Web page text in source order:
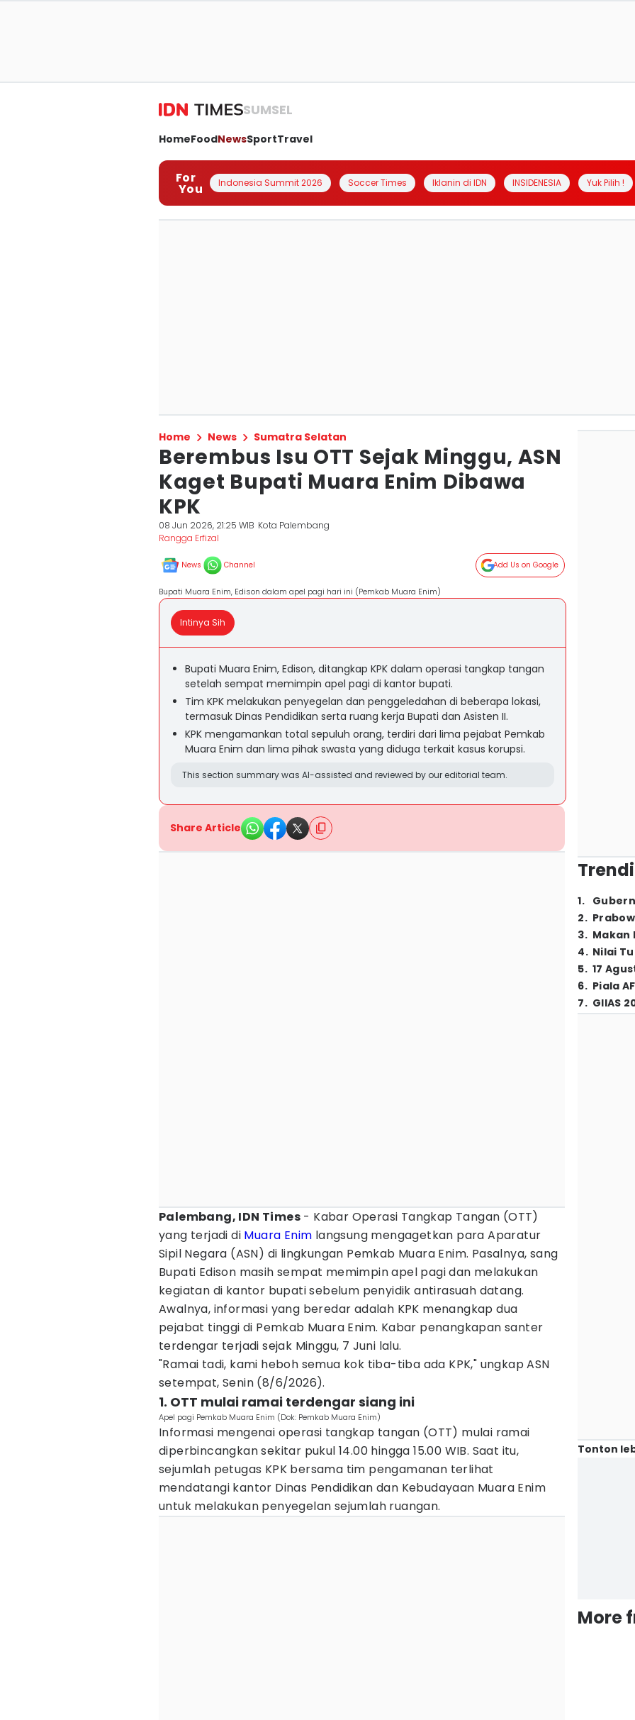
SUMSEL
HomeFoodNewsSportTravel
For
You Indonesia Summit 2026 Soccer Times Iklanin di IDN INSIDENESIA Yuk Pilih !
Home News Sumatra Selatan
Berembus Isu OTT Sejak Minggu, ASN
Kaget Bupati Muara Enim Dibawa
KPK
08 Jun 2026, 21:25 WIB Kota Palembang
Rangga Erfizal
News Channel Add Us on Google
Bupati Muara Enim, Edison dalam apel pagi hari ini (Pemkab Muara Enim)
Intinya Sih
Bupati Muara Enim, Edison, ditangkap KPK dalam operasi tangkap tangan
setelah sempat memimpin apel pagi di kantor bupati.
Tim KPK melakukan penyegelan dan penggeledahan di beberapa lokasi,
termasuk Dinas Pendidikan serta ruang kerja Bupati dan Asisten II.
KPK mengamankan total sepuluh orang, terdiri dari lima pejabat Pemkab
Muara Enim dan lima pihak swasta yang diduga terkait kasus korupsi.
This section summary was AI-assisted and reviewed by our editorial team.
Share Article
Palembang, IDN Times - Kabar Operasi Tangkap Tangan (OTT)
yang terjadi di Muara Enim langsung mengagetkan para Aparatur
Sipil Negara (ASN) di lingkungan Pemkab Muara Enim. Pasalnya, sang
Bupati Edison masih sempat memimpin apel pagi dan melakukan
kegiatan di kantor bupati sebelum penyidik antirasuah datang.
Awalnya, informasi yang beredar adalah KPK menangkap dua
pejabat tinggi di Pemkab Muara Enim. Kabar penangkapan santer
terdengar terjadi sejak Minggu, 7 Juni lalu.
"Ramai tadi, kami heboh semua kok tiba-tiba ada KPK," ungkap ASN
setempat, Senin (8/6/2026).
1. OTT mulai ramai terdengar siang ini
Apel pagi Pemkab Muara Enim (Dok: Pemkab Muara Enim)
Informasi mengenai operasi tangkap tangan (OTT) mulai ramai
diperbincangkan sekitar pukul 14.00 hingga 15.00 WIB. Saat itu,
sejumlah petugas KPK bersama tim pengamanan terlihat
mendatangi kantor Dinas Pendidikan dan Kebudayaan Muara Enim
untuk melakukan penyegelan sejumlah ruangan.
1.
2.
3. Makan
4. Nilai
5. 17
6. Piala
7. GIIAS
Tonton
More